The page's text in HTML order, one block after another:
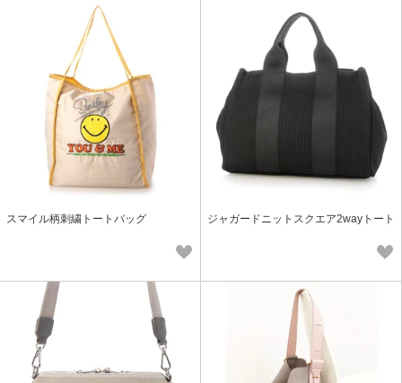
スマイル柄刺繍トートバッグ ジャガードニットスクエア2wayトート